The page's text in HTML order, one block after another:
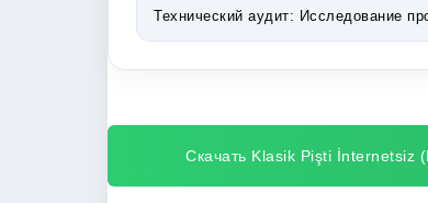
Технический аудит: Исследование
Скачать Klasik Pişti İnternetsiz